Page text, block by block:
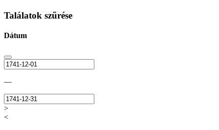
Találatok szűrése
Dátum
—
>
<